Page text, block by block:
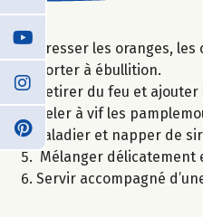
Presser les oranges,
Porter à ébullition.
Retirer du feu et
Peler à vif les
saladier et napper de
Mélanger délicatement
Servir accompagné